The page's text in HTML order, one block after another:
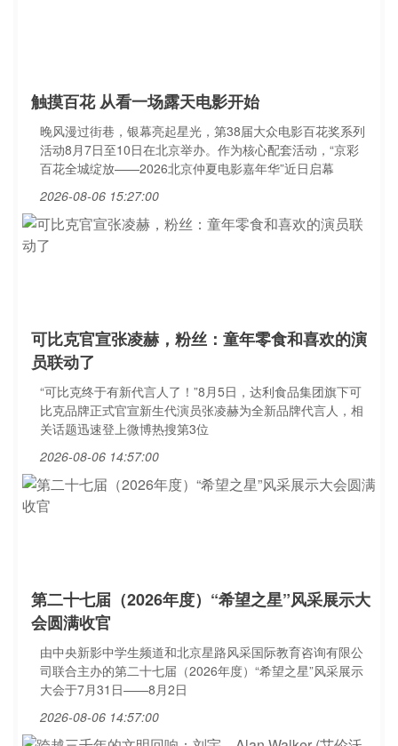
触摸百花 从看一场露天电影开始
晚风漫过街巷，银幕亮起星光，第38届大众电影百花奖系列
活动8月7日至10日在北京举办。作为核心配套活动，“京彩
百花全城绽放——2026北京仲夏电影嘉年华”近日启幕
2026-08-06 15:27:00
可比克官宣张凌赫，粉丝：童年零食和喜欢的演
员联动了
“可比克终于有新代言人了！”8月5日，达利食品集团旗下可
比克品牌正式官宣新生代演员张凌赫为全新品牌代言人，相
关话题迅速登上微博热搜第3位
2026-08-06 14:57:00
第二十七届（2026年度）“希望之星”风采展示大
会圆满收官
由中央新影中学生频道和北京星路风采国际教育咨询有限公
司联合主办的第二十七届（2026年度）“希望之星”风采展示
大会于7月31日——8月2日
2026-08-06 14:57:00